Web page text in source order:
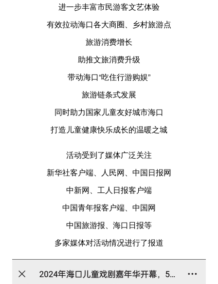
进一步丰富市民游客文艺体验
有效拉动海口各大商圈、乡村旅游点
旅游消费增长
助推文旅消费升级
带动海口“吃住行游购娱”
旅游链条式发展
同时助力国家儿童友好城市海口
打造儿童健康快乐成长的温暖之城
活动受到了媒体广泛关注
新华社客户端、人民网、中国日报网
中新网、工人日报客户端
中国青年报客户端、中国网
中国旅游报、海口日报等
多家媒体对活动情况进行了报道